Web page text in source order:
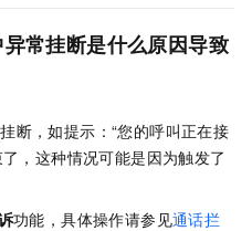
常挂断是什么原因导致
断，如提示：“您的呼叫正在接
，这种情况可能是因为触发了
功能，具体操作请参见通话拦